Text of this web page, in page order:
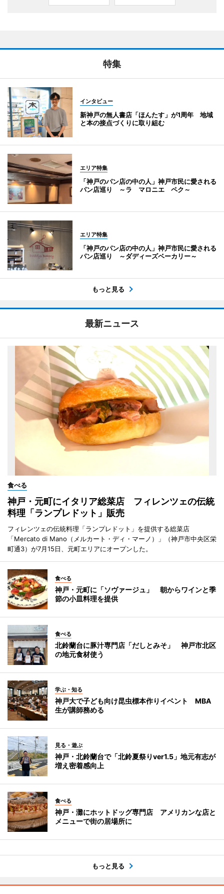
特集
インタビュー
新神戸の無人書店「ほんたす」が1周年 地域
と本の接点づくりに取り組む
エリア特集
「神戸のパン店の中の人」神戸市民に愛される
パン店巡り ～ラ マロニエ ペク～
エリア特集
「神戸のパン店の中の人」神戸市民に愛される
パン店巡り ～ダディーズベーカリー～
もっと見る
最新ニュース
食べる
神戸・元町にイタリア総菜店 フィレンツェの伝統
料理「ランプレドット」販売
フィレンツェの伝統料理「ランプレドット」を提供する総菜店
「Mercato di Mano（メルカート・ディ・マーノ）」（神戸市中央区栄
町通3）が7月15日、元町エリアにオープンした。
食べる
神戸・元町に「ソヴァージュ」 朝からワインと季
節の小皿料理を提供
食べる
北鈴蘭台に豚汁専門店「だしとみそ」 神戸市北区
の地元食材使う
学ぶ・知る
神戸大で子ども向け昆虫標本作りイベント MBA
生が講師務める
見る・遊ぶ
神戸・北鈴蘭台で「北鈴夏祭りver1.5」地元有志が
増え密着感向上
食べる
神戸・灘にホットドッグ専門店 アメリカンな店と
メニューで街の居場所に
もっと見る